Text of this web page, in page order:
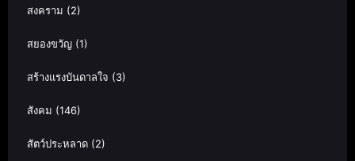
สงคราม (2)
สยองขวัญ (1)
สร้างแรงบันดาลใจ (3)
สังคม (146)
สัตว์ประหลาด (2)